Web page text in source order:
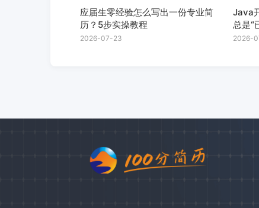
应届生零经验怎么写出一份专业简
历？5步实操教程
2026-07-23
Java
总是“
进方
2026-